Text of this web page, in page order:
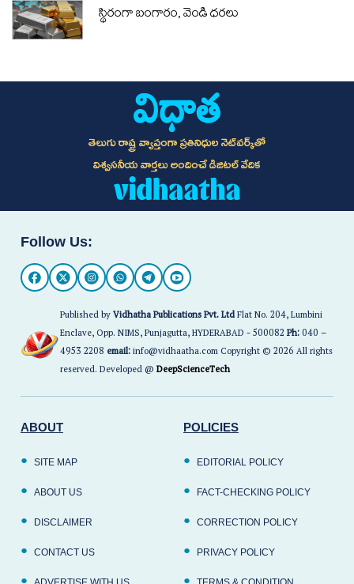
స్థిరంగా బంగారం, వెండి ధరలు
తెలుగు రాష్ట్ర వ్యాప్తంగా ప్రతినిధుల నెట్‌వర్క్‌తో
విశ్వసనీయ వార్తలు అందించే డిజిటల్ వేదిక
Follow Us:
Published byVidhatha Publications Pvt. LtdFlat No. 204, Lumbini
Enclave, Opp. NIMS, Punjagutta, HYDERABAD - 500082Ph:040 –
4953 2208 email:info@vidhaatha.com Copyright © 2026 All rights
reserved. Developed @DeepScienceTech
ABOUT
SITE MAP
ABOUT US
DISCLAIMER
CONTACT US
POLICIES
EDITORIAL POLICY
FACT-CHECKING POLICY
CORRECTION POLICY
PRIVACY POLICY